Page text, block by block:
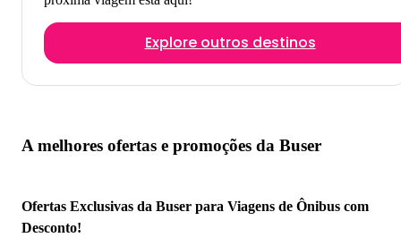
Explore outros destinos
A melhores ofertas e promoções da Buser
Ofertas Exclusivas da Buser para Viagens de Ônibus com
Desconto!